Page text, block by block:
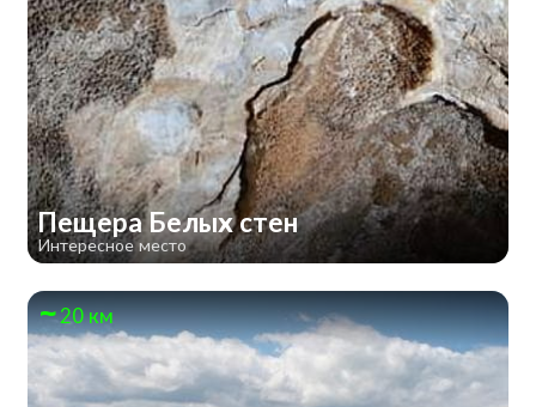
Пещера Белых стен
Интересное место
20 км